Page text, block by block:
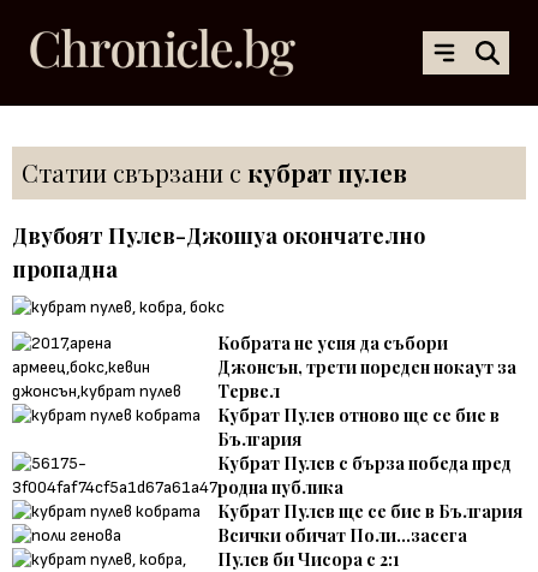
Статии свързани с кубрат пулев
Двубоят Пулев-Джошуа окончателно
пропадна
Кобрата не успя да събори
Джонсън, трети пореден нокаут за
Тервел
Кубрат Пулев отново ще се бие в
България
Кубрат Пулев с бърза победа пред
родна публика
Кубрат Пулев ще се бие в България
Всички обичат Поли...засега
Пулев би Чисора с 2:1